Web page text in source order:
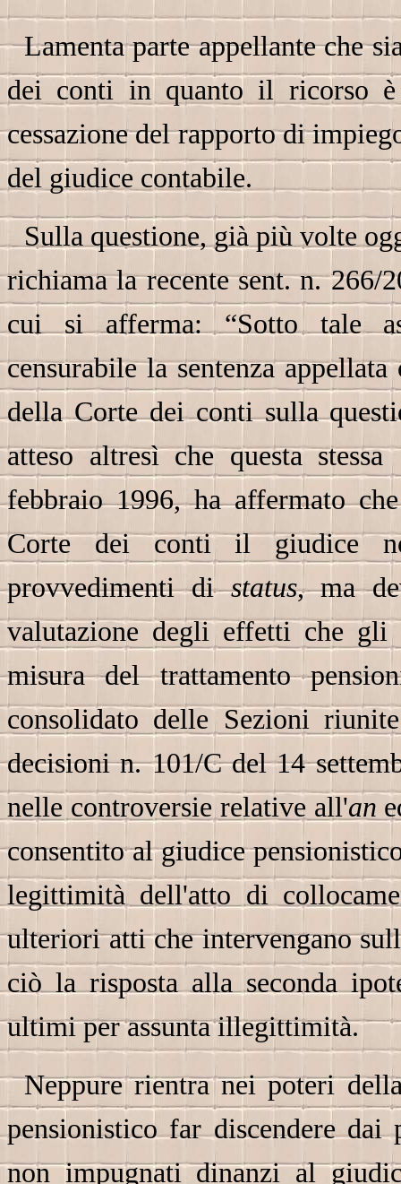
Lamenta parte appellante che
dei conti in quanto il ricorso
cessazione del rapporto di
del giudice contabile.
Sulla questione, già più volte
richiama la recente sent. n.
cui si afferma: “Sotto tale
censurabile la sentenza
della Corte dei conti sulla
atteso altresì che questa
febbraio 1996, ha affermato
Corte dei conti il giudice
provvedimenti distatus, ma
valutazione degli effetti che gli
misura del trattamento
consolidato delle Sezioni
decisioni n. 101/C del 14
nelle controversie relative all'an
consentito al giudice
legittimità dell'atto di
ulteriori atti che intervengano
ciò la risposta alla seconda
ultimi per assunta illegittimità.
Neppure rientra nei poteri
pensionistico far discendere
non impugnati dinanzi al